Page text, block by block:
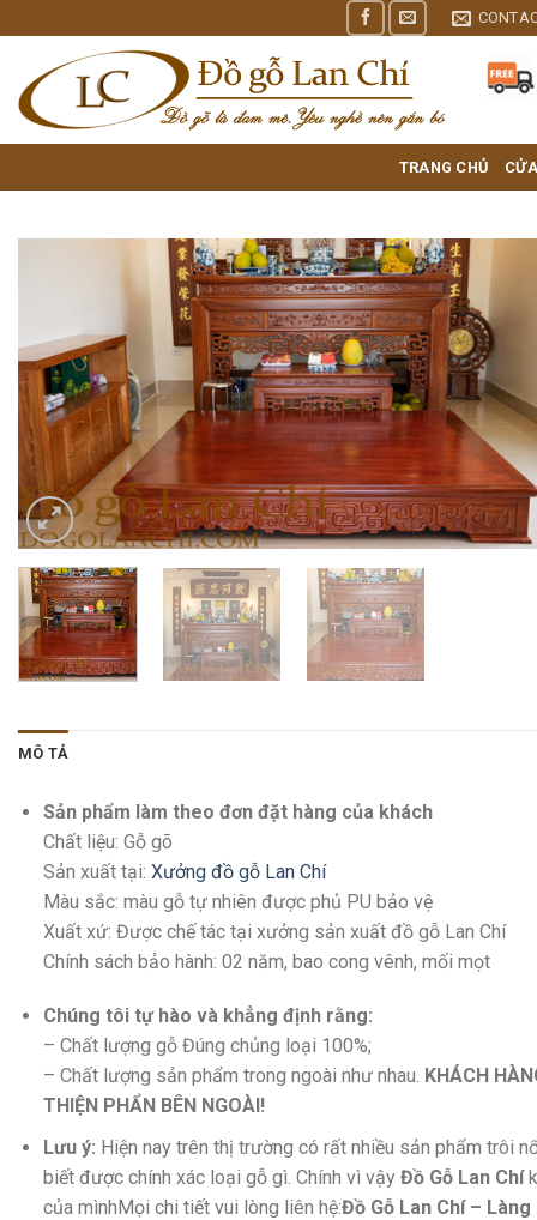
content
TRANG CHỦ
MÔ TẢ
Sản phẩm làm theo đơn đặt hàng của khách
Chất liệu: Gỗ gõ
Sản xuất tại: Xưởng đồ gỗ Lan Chí
Màu sắc: màu gỗ tự nhiên được phủ PU bảo vệ
Xuất xứ: Được chế tác tại xưởng sản xuất đồ gỗ Lan Chí
Chính sách bảo hành: 02 năm, bao cong vênh, mối mọt
Chúng tôi tự hào và khẳng định rằng:
– Chất lượng gỗ Đúng chủng loại 100%;
– Chất lượng sản phẩm trong ngoài như nhau. KHÁCH
THIỆN PHẨN BÊN NGOÀI!
Lưu ý: Hiện nay trên thị trường có rất nhiều sản phẩm trôi
biết được chính xác loại gỗ gì. Chính vì vậy Đồ Gỗ Lan Chí
của mìnhMọi chi tiết vui lòng liên hệ:Đồ Gỗ Lan Chí –